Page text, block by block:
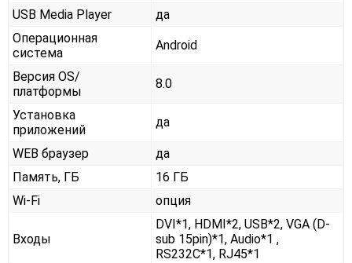
USB Media Player
да
Операционная
система
Android
Версия OS/
платформы
8.0
Установка
приложений
да
WEB браузер
да
Память, ГБ
16 ГБ
Wi-Fi
опция
Входы
DVI*1, HDMI*2, USB*2, VGA (D-
sub 15pin)*1, Audio*1 ,
RS232С*1, RJ45*1